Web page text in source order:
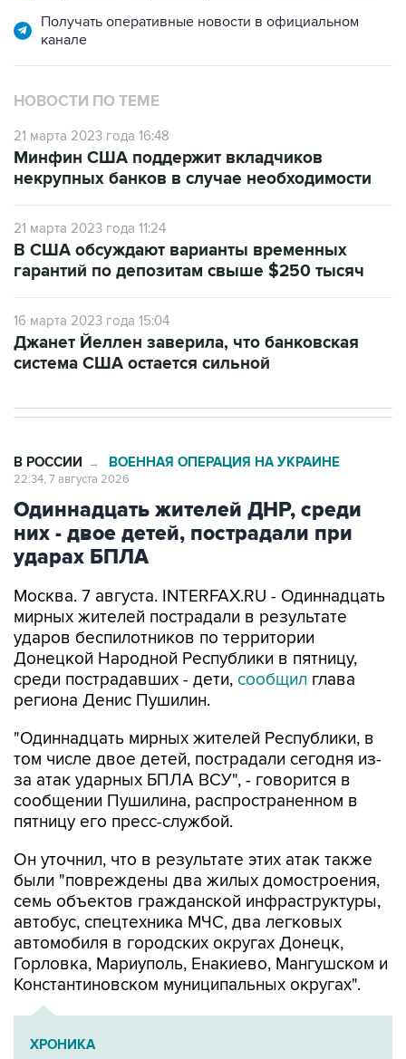
НОВОСТИ ПО ТЕМЕ
21 марта 2023 года 16:48
некрупных банков в случае необходимости
21 марта 2023 года 11:24
гарантий по депозитам свыше $250 тысяч
16 марта 2023 года 15:04
система США остается сильной
Одиннадцать жителей ДНР, среди
них - двое детей, пострадали при
ударах БПЛА
Москва. 7 августа. INTERFAX.RU - Одиннадцать
ударов беспилотников по территории
Донецкой Народной Республики в пятницу,
среди пострадавших - дети,сообщилглава
региона Денис Пушилин.
"Одиннадцать мирных жителей Республики, в
за атак ударных БПЛА ВСУ", - говорится в
сообщении Пушилина, распространенном в
пятницу его пресс-службой.
Он уточнил, что в результате этих атак также
семь объектов гражданской инфраструктуры,
автобус, спецтехника МЧС, два легковых
автомобиля в городских округах Донецк,
Горловка, Мариуполь, Енакиево, Мангушском и
Константиновском муниципальных округах".
ХРОНИКА
Военная операция на Украине